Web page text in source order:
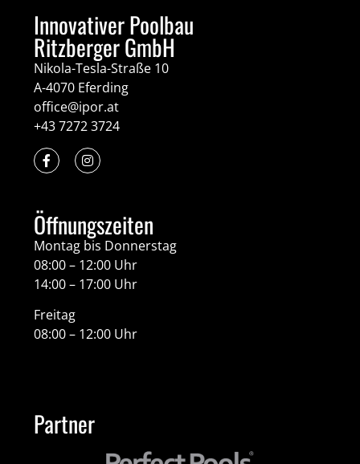
Innovativer Poolbau
Ritzberger GmbH
Nikola-Tesla-Straße 10
A-4070 Eferding
office@ipor.at
+43 7272 3724
Öffnungszeiten
Montag bis Donnerstag
08:00 – 12:00 Uhr
14:00 – 17:00 Uhr
Freitag
08:00 – 12:00 Uhr
Partner